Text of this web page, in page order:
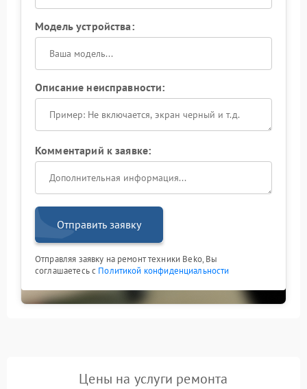
Модель устройства:
Описание неисправности:
Комментарий к заявке:
Отправить заявку
Отправляя заявку на ремонт техники Beko, Вы
соглашаетесь с Политикой конфиденциальности
Цены на услуги ремонта